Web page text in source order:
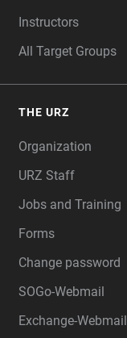
Instructors
All Target Groups
THE URZ
Organization
URZ Staff
Jobs and Training
Forms
Change password
SOGo-Webmail
Exchange-Webmail